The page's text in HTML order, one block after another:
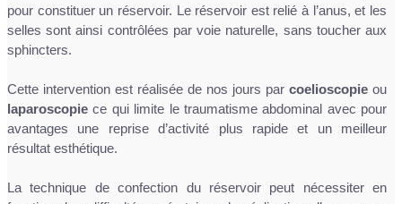
pour constituer un réservoir. Le réservoir est relié à l’anus, et les
selles sont ainsi contrôlées par voie naturelle, sans toucher aux
sphincters.
Cette intervention est réalisée de nos jours par coelioscopie ou
laparoscopie ce qui limite le traumatisme abdominal avec pour
avantages une reprise d’activité plus rapide et un meilleur
résultat esthétique.
La technique de confection du réservoir peut nécessiter en